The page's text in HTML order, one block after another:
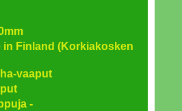
in Finland (Korkiakosken
vaaput
-